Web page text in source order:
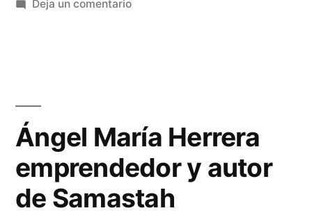
en
Deja un comentarioen
funciona?
Ángel María Herrera
emprendedor y autor
de Samastah